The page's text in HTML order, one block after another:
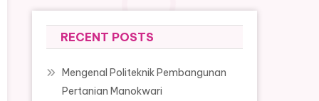
RECENT POSTS
Mengenal Politeknik Pembangunan
Pertanian Manokwari